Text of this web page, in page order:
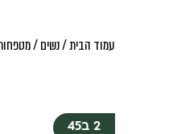
עמוד הבית/נשים/
2 ב45